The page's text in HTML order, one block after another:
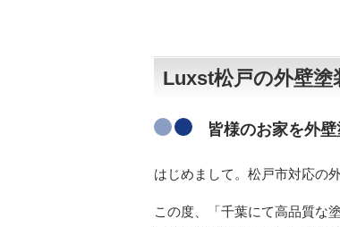
Luxst松戸の外壁塗
皆様のお家を外
はじめまして。松戸市対応の
この度、「千葉にて高品質な